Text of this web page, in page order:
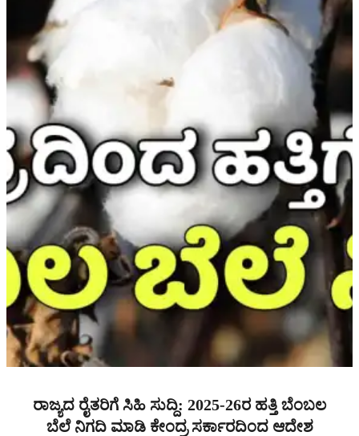
ರಾಜ್ಯದ ರೈತರಿಗೆ ಸಿಹಿ ಸುದ್ದಿ: 2025-26ರ ಹತ್ತಿ ಬೆಂಬಲ
ಬೆಲೆ ನಿಗದಿ ಮಾಡಿ ಕೇಂದ್ರ ಸರ್ಕಾರದಿಂದ ಆದೇಶ